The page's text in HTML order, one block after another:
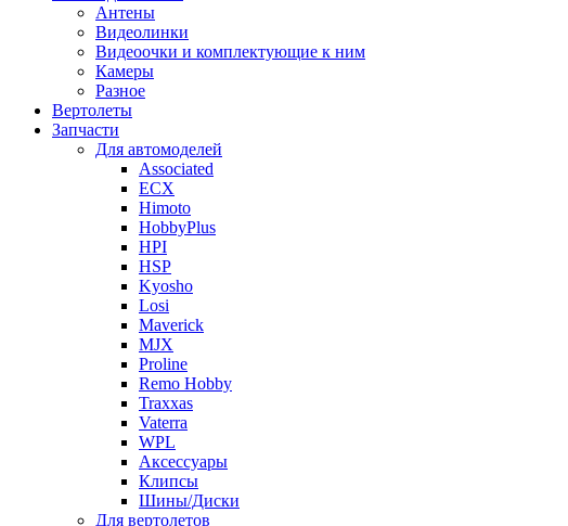
Антены
Видеолинки
Видеоочки и комплектующие к ним
Камеры
Разное
Вертолеты
Запчасти
Для автомоделей
Associated
ECX
Himoto
HobbyPlus
HPI
HSP
Kyosho
Losi
Maverick
MJX
Proline
Remo Hobby
Traxxas
Vaterra
WPL
Аксессуары
Клипсы
Шины/Диски
Для вертолетов